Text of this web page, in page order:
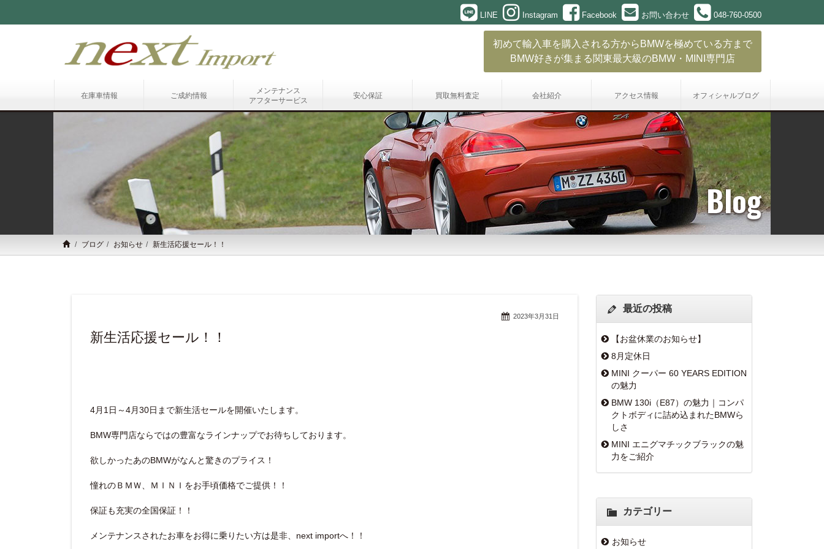
LINE Instagram Facebook お問い合わせ 048-760-0500
初めて輸入車を購入される方からBMWを極めている方まで
BMW好きが集まる関東最大級のBMW・MINI専門店
在庫車情報 ご成約情報
メンテナンス
アフターサービス
安心保証 買取無料査定 会社紹介 アクセス情報 オフィシャルブログ
Blog
ブログ お知らせ 新生活応援セール！！
2023年3月31日
新生活応援セール！！
4月1日～4月30日まで新生活セールを開催いたします。
BMW専門店ならではの豊富なラインナップでお待ちしております。
欲しかったあのBMWがなんと驚きのプライス！
憧れのＢＭＷ、ＭＩＮＩをお手頃価格でご提供！！
保証も充実の全国保証！！
メンテナンスされたお車をお得に乗りたい方は是非、next importへ！！
最近の投稿
【お盆休業のお知らせ】
8月定休日
MINI クーパー 60 YEARS EDITION
の魅力
BMW 130i（E87）の魅力｜コンパ
クトボディに詰め込まれたBMWら
しさ
MINI エニグマチックブラックの魅
力をご紹介
カテゴリー
お知らせ